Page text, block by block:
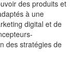
des produits et
à une
digital et de
des stratégies de